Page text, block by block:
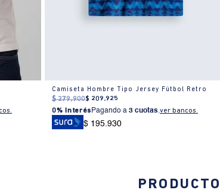
Camiseta Hombre Tipo Jersey Fútbol Retro
$ 279.900$ 209.925
0% Interés Pagando a3 cuotas.ver bancos.
$ 195.930